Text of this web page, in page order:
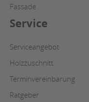
Fassade
Service
Serviceangebot
Holzzuschnitt
Terminvereinbarung
Ratgeber